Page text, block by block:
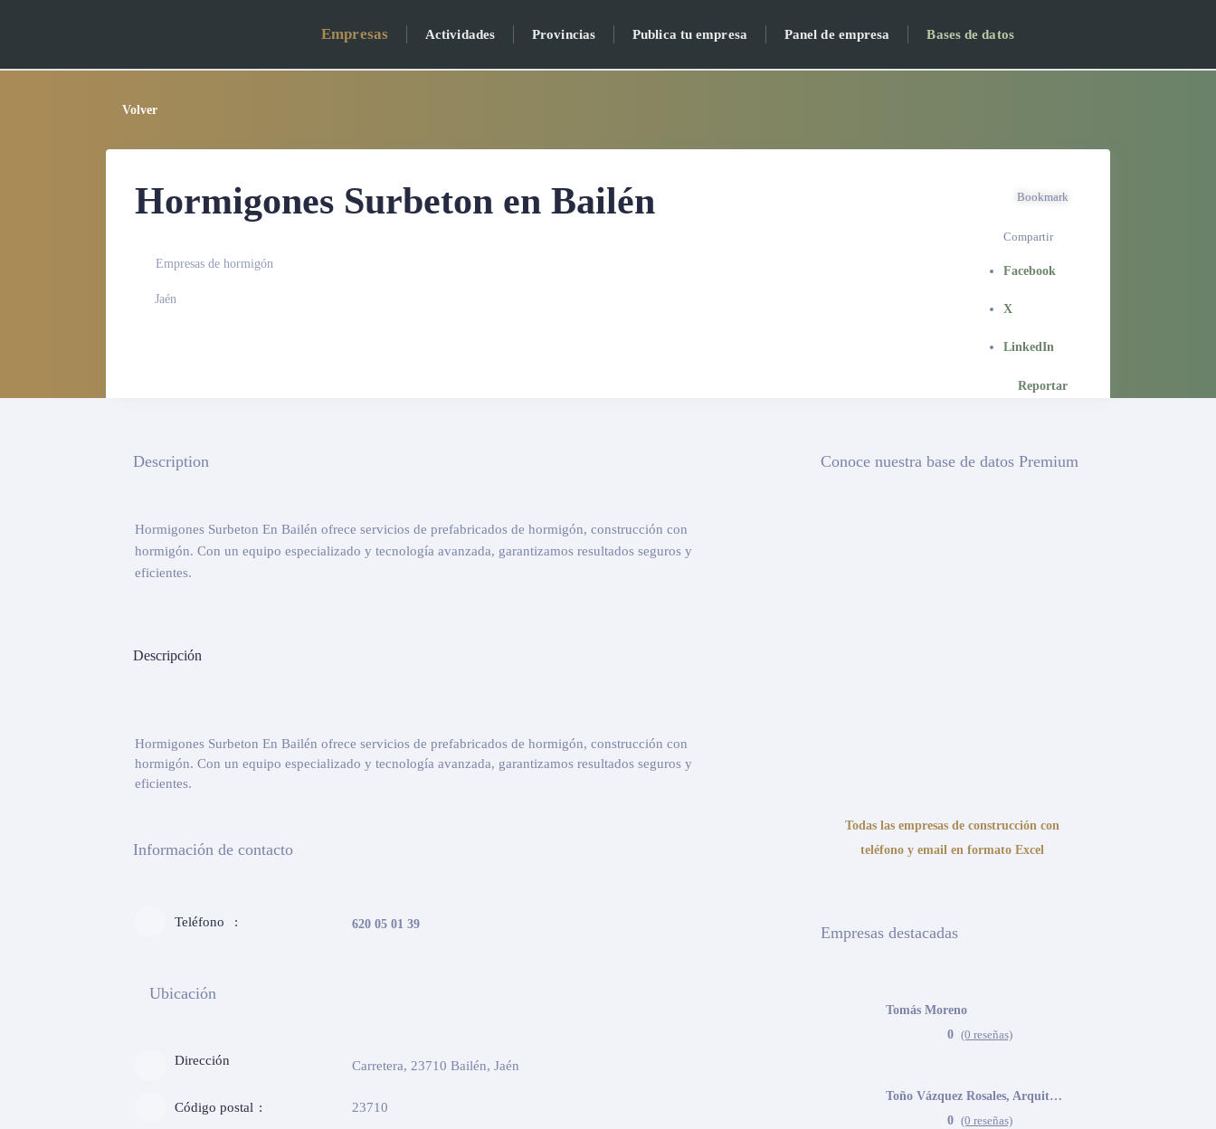
Empresas Actividades Provincias Publica tu empresa Panel de empresa Bases de datos
Volver
Hormigones Surbeton en Bailén
Empresas de hormigón
Jaén
Bookmark
Compartir
Facebook
X
LinkedIn
Reportar
Description
Hormigones Surbeton En Bailén ofrece servicios de prefabricados de hormigón, construcción con
hormigón. Con un equipo especializado y tecnología avanzada, garantizamos resultados seguros y
eficientes.
Descripción
Hormigones Surbeton En Bailén ofrece servicios de prefabricados de hormigón, construcción con
hormigón. Con un equipo especializado y tecnología avanzada, garantizamos resultados seguros y
eficientes.
Información de contacto
Teléfono 620 05 01 39
Ubicación
Dirección Carretera, 23710 Bailén, Jaén
Código postal 23710
Conoce nuestra base de datos Premium
Todas las empresas de construcción con
teléfono y email en formato Excel
Empresas destacadas
Tomás Moreno
0 (0 reseñas)
Toño Vázquez Rosales, Arquitecto
0 (0 reseñas)